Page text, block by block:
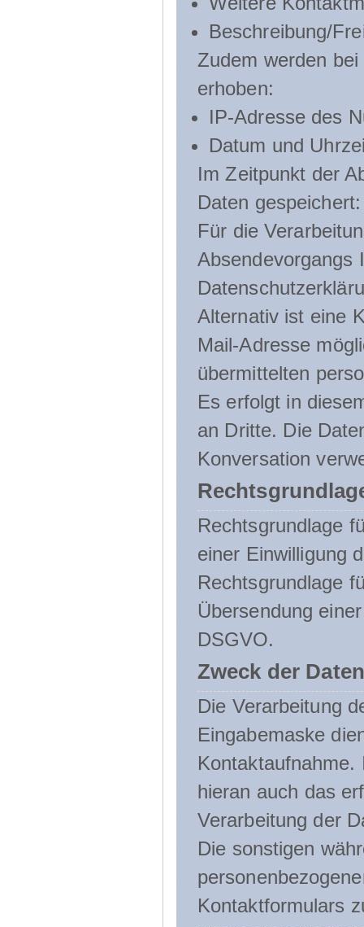
Beschreibung/
Zudem werden
erhoben:
IP-Adresse des
Datum und
Im Zeitpunkt der
Daten gespeichert:
Für die
Absendevorgangs
Alternativ ist eine
Mail-Adresse
übermittelten
Es erfolgt in
an Dritte. Die
Konversation
Rechtsgrundlage
einer Einwilligung
Rechtsgrundlage
Übersendung
DSGVO.
Zweck der
Die Verarbeitung
Eingabemaske
hieran auch das
Verarbeitung der
Die sonstigen
Kontaktformulars